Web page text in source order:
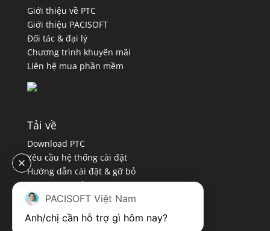
Giới thiệu về PTC
Giới thiệu PACISOFT
Đối tác & đại lý
Chương trình khuyến mãi
Liên hệ mua phần mềm
Tải về
Download PTC
Yêu cầu hệ thống cài đặt
Hướng dẫn cài đặt & gỡ bỏ
Chính sách bảo mật
Quy định sử dụng
PACISOFT Việt Nam
Anh/chị cần hỗ trợ gì hôm nay?